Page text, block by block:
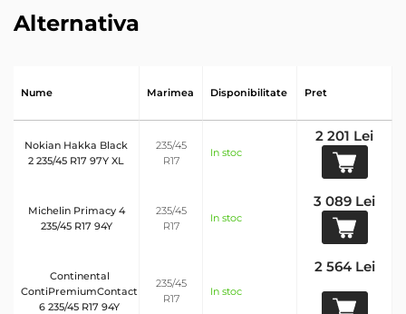
Alternativa
Nume Marimea Disponibilitate Pret
Nokian Hakka Black
2 235/45 R17 97Y XL
235/45
R17
In stoc
2 201 Lei
Michelin Primacy 4
235/45 R17 94Y
235/45
R17
In stoc
3 089 Lei
Continental
ContiPremiumContact
6 235/45 R17 94Y
235/45
R17
In stoc
2 564 Lei